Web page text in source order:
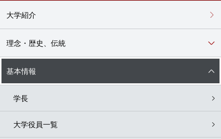
大学紹介
理念・歴史、伝統
基本情報
学長
大学役員一覧